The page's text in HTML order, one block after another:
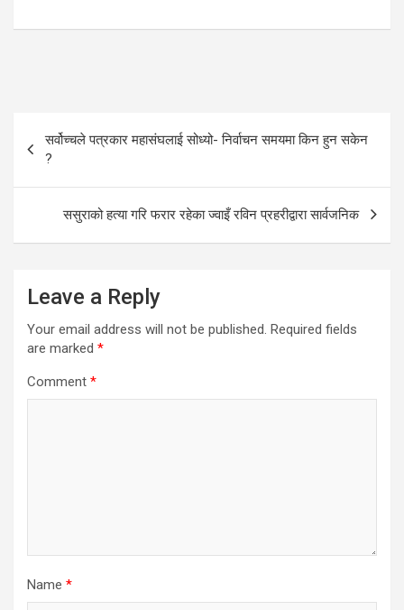
Post
navigation
सर्वोच्चले पत्रकार महासंघलाई सोध्यो- निर्वाचन समयमा किन हुन सकेन
?
ससुराको हत्या गरि फरार रहेका ज्वाइँ रविन प्रहरीद्वारा सार्वजनिक
Leave a Reply
Your email address will not be published. Required fields
are marked *
Comment *
Name *